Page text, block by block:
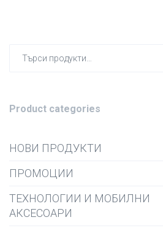
Product categories
НОВИ ПРОДУКТИ
ПРОМОЦИИ
ТЕХНОЛОГИИ И МОБИЛНИ
АКСЕСОАРИ